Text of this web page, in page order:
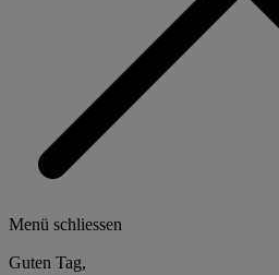
Menü schliessen
Guten Tag,